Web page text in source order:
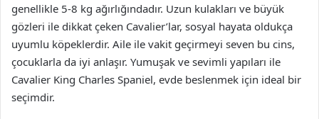
genellikle 5-8 kg ağırlığındadır. Uzun kulakları ve büyük
gözleri ile dikkat çeken Cavalier’lar, sosyal hayata oldukça
uyumlu köpeklerdir. Aile ile vakit geçirmeyi seven bu cins,
çocuklarla da iyi anlaşır. Yumuşak ve sevimli yapıları ile
Cavalier King Charles Spaniel, evde beslenmek için ideal bir
seçimdir.